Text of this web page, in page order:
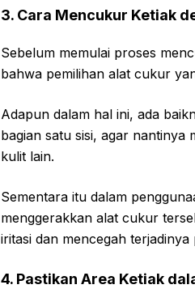
3. Cara Mencukur Ketiak
Sebelum memulai proses
bahwa pemilihan alat cukur
Adapun dalam hal ini, ada
bagian satu sisi, agar nantinya
kulit lain.
Sementara itu dalam
menggerakkan alat cukur
iritasi dan mencegah
4. Pastikan Area Ketiak